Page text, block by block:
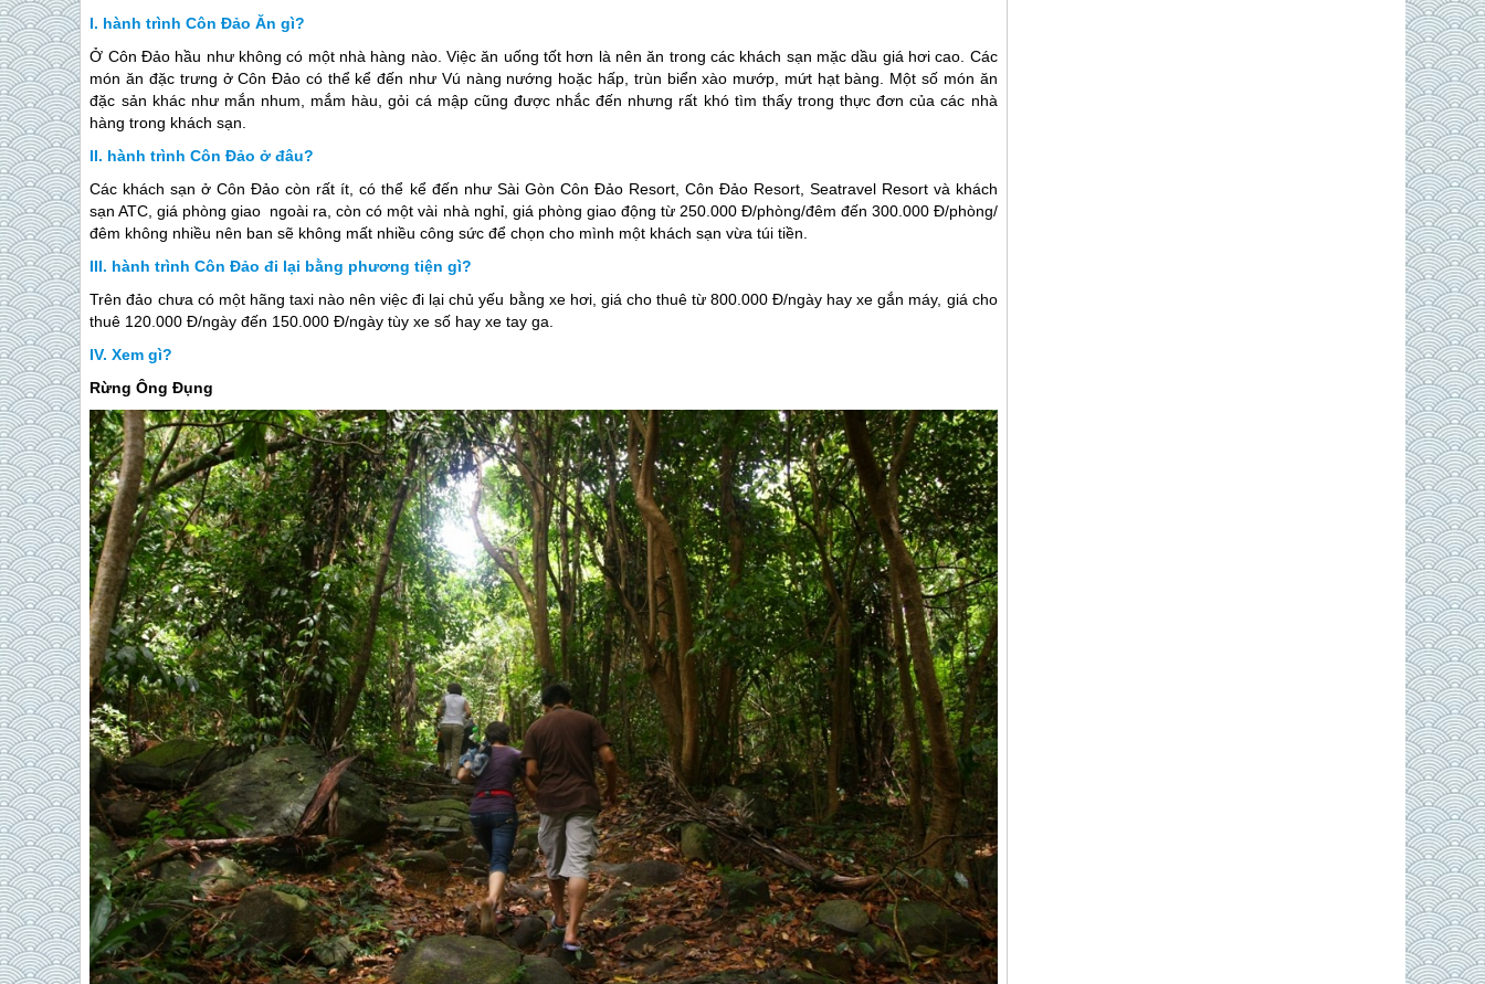
hành trình Côn Đảo Ăn gì?
Ở Côn Đảo hầu như không có một nhà hàng nào. Việc ăn uống tốt hơn là nên ăn trong các khách sạn mặc dầu giá hơi cao. Các
món ăn đặc trưng ởCôn Đảo có thể kể đến như Vú nàng nướng hoặc hấp, trùn biển xào mướp, mứt hạt bàng. Một số món ăn
đặc sản khác như mắn nhum, mắm hàu, gỏi cá mập cũng được nhắc đến nhưng rất khó tìm thấy trong thực đơn của các nhà
hàng trong khách sạn.
hành trình Côn Đảo ở đâu?
Các khách sạn ởCôn Đảo còn rất ít, có thể kể đến như Sài Gòn Côn ĐảoResort, Côn ĐảoResort, Seatravel Resort và khách
sạn ATC, giá phòng giao ngoài ra, còn có một vài nhà nghỉ, giá phòng giao động từ 250.000 Đ/phòng/đêm đến 300.000 Đ/phòng/
đêm không nhiều nên ban sẽ không mất nhiều công sức để chọn cho mình một khách sạn vừa túi tiền.
hành trình Côn Đảo đi lại bằng phương tiện gì?
Trên đảo chưa có một hãng taxi nào nên việc đi lại chủ yếu bằng xe hơi, giá cho thuê từ 800.000 Đ/ngày hay xe gắn máy, giá cho
thuê 120.000 Đ/ngày đến 150.000 Đ/ngày tùy xe số hay xe tay ga.
Xem gì?
Rừng Ông Đụng